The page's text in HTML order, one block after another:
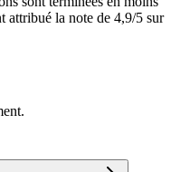
attribué la note de 4,9/5 sur